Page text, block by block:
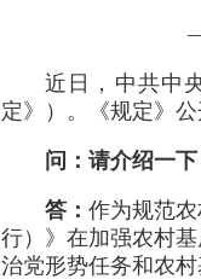
近日，中共中
定》）。《规定》
问：请介绍一
答：作为规范
行）》在加强农村
治党形势任务和农